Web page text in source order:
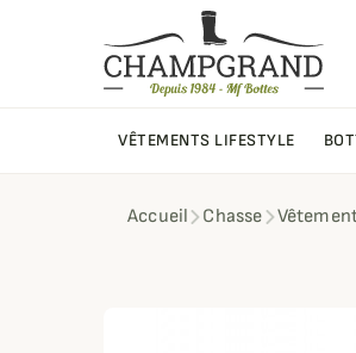
VÊTEMENTS LIFESTYLE
Accueil Chasse